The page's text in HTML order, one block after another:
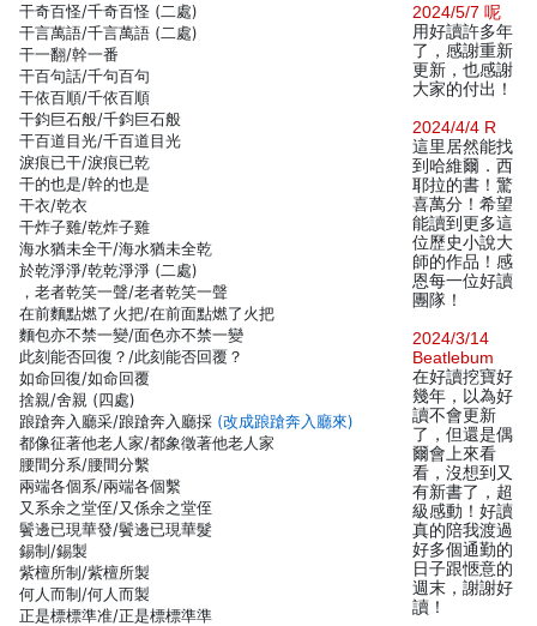
干奇百怪/千奇百怪 (二處)
干言萬語/千言萬語 (二處)
干一翻/幹一番
干百句話/千句百句
干依百順/千依百順
干鈞巨石般/千鈞巨石般
干百道目光/千百道目光
淚痕已干/淚痕已乾
干的也是/幹的也是
干衣/乾衣
干炸子雞/乾炸子雞
海水猶未全干/海水猶未全乾
於乾淨淨/乾乾淨淨 (二處)
，老者乾笑一聲/老者乾笑一聲
在前麵點燃了火把/在前面點燃了火把
麵包亦不禁一變/面色亦不禁一變
此刻能否回復？/此刻能否回覆？
如命回復/如命回覆
捨親/舍親 (四處)
踉蹌奔入廳采/踉蹌奔入廳採 (改成踉蹌奔入廳來)
都像征著他老人家/都象徵著他老人家
腰間分系/腰間分繫
兩端各個系/兩端各個繫
又系余之堂侄/又係余之堂侄
鬢邊已現華發/鬢邊已現華髮
錫制/錫製
紫檀所制/紫檀所製
何人而制/何人而製
正是標標準准/正是標標準準
2024/5/7 呢
用好讀許多年
了，感謝重新
更新，也感謝
大家的付出！
2024/4/4 R
這里居然能找
到哈維爾．西
耶拉的書！驚
喜萬分！希望
能讀到更多這
位歷史小說大
師的作品！感
恩每一位好讀
團隊！
2024/3/14
Beatlebum
在好讀挖寶好
幾年，以為好
讀不會更新
了，但還是偶
爾會上來看
看，沒想到又
有新書了，超
級感動！好讀
真的陪我渡過
好多個通勤的
日子跟愜意的
週末，謝謝好
讀！